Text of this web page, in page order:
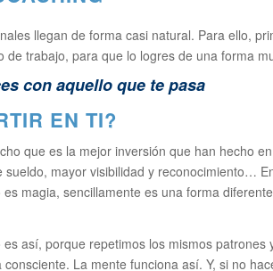
llegan de forma casi natural. Para ello,
trabajo, para que lo logres de una forma
con aquello que te pasa
EN TI?
que es la mejor inversión que han hecho
mayor visibilidad y reconocimiento…
magia, sencillamente es una forma
así, porque repetimos los mismos
La mente funciona así. Y, si no